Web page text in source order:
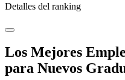
Detalles del ranking
Los Mejores
para Nuevos